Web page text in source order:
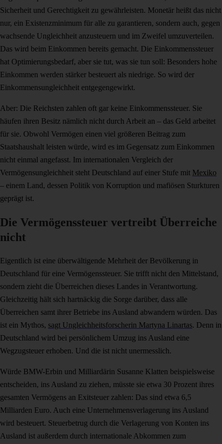
Sicherheit und Gerechtigkeit zu gewährleisten. Monetär heißt das nicht
nur, ein Existenzminimum für alle zu garantieren, sondern auch, gegen
wachsende Ungleichheit anzusteuern und im Zweifel umzuverteilen.
Das wird beim Einkommen bereits gemacht. Die Einkommenssteuer
hat Optimierungsbedarf, aber sie tut, was sie tun soll: Besonders hohe
Einkommen werden stärker besteuert als niedrige. So wird der
Einkommensungleichheit entgegengewirkt.
Aber: Die Reichsten zahlen oft gar keine Einkommenssteuer. Sie
häufen ihren Besitz nämlich nicht durch Arbeit an – das Geld arbeitet
für sie. Obwohl Vermögen einen viel größeren Beitrag zum
Staatshaushalt leisten würde, wird es im Gegensatz zum Einkommen
nicht einmal angefasst. Im internationalen Vergleich der
Vermögensungleichheit steht Deutschland auf einer Stufe mit Mexiko
– einem Land, dessen Politik von Korruption und mafiösen Sturkturen
geprägt ist.
Die Vermögenssteuer vertreibt Überreiche
nicht
Eigentlich ist eine überwältigende Mehrheit der Bevölkerung in
Deutschland für eine Vermögenssteuer. Sie trifft nicht den Mittelstand,
sondern zieht die Überreichen dieses Landes in Verantwortung.
Gleichzeitig hält sich hartnäckig die Sorge darüber, dass alle
Überreichen samt ihrer Betriebe ins Ausland abwandern würden. Das
ist ein Mythos, sagt Ungleichheitsforscherin Martyna Linartas. Denn in
Deutschland wird bei persönlichem Umzug ins Ausland eine
Wegzugsteuer erhoben. Und die ist nicht unermesslich.
Würde BMW-Erbin und Milliardärin Susanne Klatten beispielsweise
entscheiden, ins Ausland zu ziehen, müsste sie etwa 30 Prozent ihres
gesamten Vermögens an Exitsteuer zahlen: Das sind etwa 6,5
Milliarden Euro. Auch eine Unternehmensverlagerung ins Ausland
wird besteuert. Steuerbetrug durch die Verlagerung von Konten ins
Ausland ist außerdem durch internationale Abkommen zum